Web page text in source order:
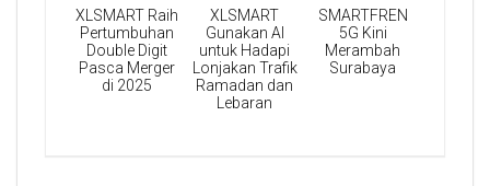
XLSMART Raih
Pertumbuhan
Double Digit
Pasca Merger
di 2025
XLSMART
Gunakan AI
untuk Hadapi
Lonjakan Trafik
Ramadan dan
Lebaran
SMARTFREN
5G Kini
Merambah
Surabaya